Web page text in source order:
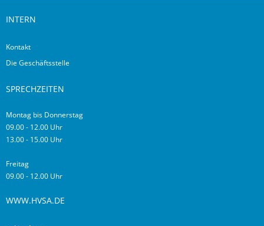
INTERN
Kontakt
Die Geschäftsstelle
SPRECHZEITEN
Montag bis Donnerstag
09.00 - 12.00 Uhr
13.00 - 15.00 Uhr
Freitag
09.00 - 12.00 Uhr
WWW.HVSA.DE